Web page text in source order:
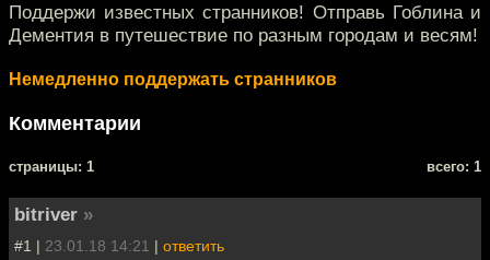
Поддержи известных странников! Отправь Гоблина и
Дементия в путешествие по разным городам и весям!
Немедленно поддержать странников
Комментарии
cтраницы: 1 всего: 1
bitriver »
#1 | 23.01.18 14:21 | ответить